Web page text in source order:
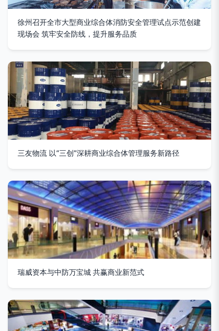
徐州召开全市大型商业综合体消防安全管理试点示范创建
现场会 筑牢安全防线，提升服务品质
三友物流 以“三创”深耕商业综合体管理服务新路径
瑞威资本与中防万宝城 共赢商业新范式